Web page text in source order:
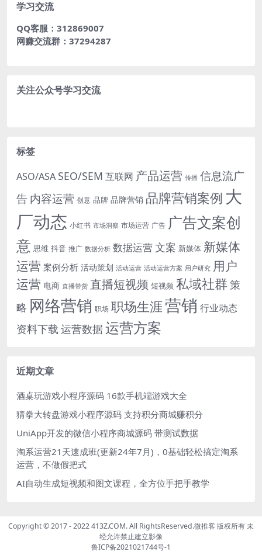
学习交流
QQ客服：312869007
网赚交流群：37294287
关注公众号学习交流
标签
ASO/ASA SEO/SEM 互联网 产品运营 传播 信息流广
告 内容运营 创意 品牌 品牌营销 品牌营销案例 大
厂动态 小红书 市场洞察 市场运营 广告 广告文案创
意 思维 抖音 推广 数据分析 数据运营文案 新媒体 新媒体
运营 案例分析 活动策划 活动运营 活动运营方案 用户研究 用户
运营 电商 直播带货 直播短视频 短视频 私域社群 策
略 网络营销 职场 职场生涯营销 行业动态
资料下载 运营数据运营方案
近期文章
酒桌玩游戏小程序源码 16款手机端游戏大全
猜拳大转盘游戏小程序源码 支持积分商城赚积分
UniApp开发的微信小程序商城源码 带测试数据
淘系运营21天速成班(更新24年7月)，0基础轻松搞定淘系
运营，不做假把式
AI自动生成短视频和图文课程，全方位手把手教学
Copyright © 2017 - 2022 413Z.COM. All RightsReserved.微推客 版权所有 未
经允许禁止建立影像
鲁ICP备2021021744号-1